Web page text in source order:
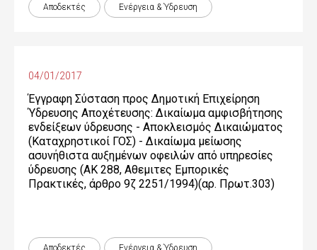
Αποδεκτές Ενέργεια & Ύδρευση
04/01/2017
Έγγραφη Σύσταση προς Δημοτική Επιχείρηση
Ύδρευσης Αποχέτευσης: Δικαίωμα αμφισβήτησης
ενδείξεων ύδρευσης - Αποκλεισμός Δικαιώματος
(Καταχρηστικοί ΓΟΣ) - Δικαίωμα μείωσης
ασυνήθιστα αυξημένων οφειλών από υπηρεσίες
ύδρευσης (ΑΚ 288, Αθεμιτες Εμπορικές
Πρακτικές, άρθρο 9ζ 2251/1994)(αρ. Πρωτ.303)
Αποδεκτές Ενέργεια & Ύδρευση